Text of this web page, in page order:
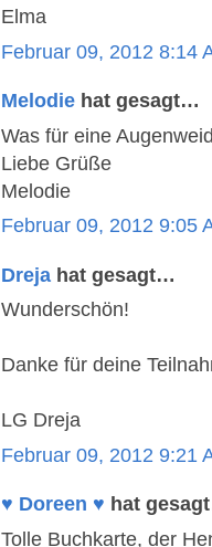
Elma
Februar 09, 2012 8:14
Melodie hat gesagt…
Was für eine
Liebe Grüße
Melodie
Februar 09, 2012 9:05
Dreja hat gesagt…
Wunderschön!
Danke für deine
LG Dreja
Februar 09, 2012 9:21
♥ Doreen ♥ hat
Tolle Buchkarte, der